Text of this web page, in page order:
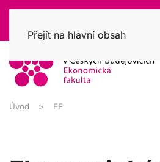
Přejít na hlavní obsah
Úvod EF